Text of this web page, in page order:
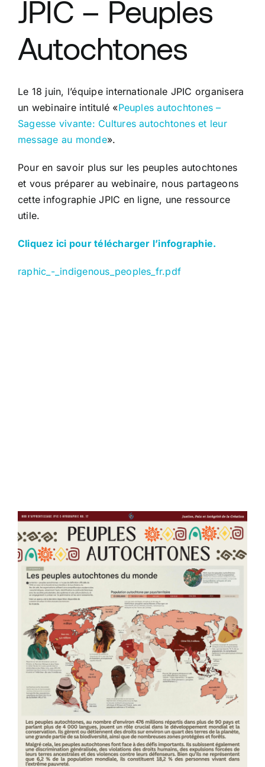
JPIC – Peuples
Autochtones
Le 18 juin, l’équipe internationale JPIC organisera
un webinaire intitulé «Peuples autochtones –
Sagesse vivante: Cultures autochtones et leur
message au monde».
Pour en savoir plus sur les peuples autochtones
et vous préparer au webinaire, nous partageons
cette infographie JPIC en ligne, une ressource
utile.
Cliquez ici pour télécharger l’infographie.
raphic_-_indigenous_peoples_fr.pdf